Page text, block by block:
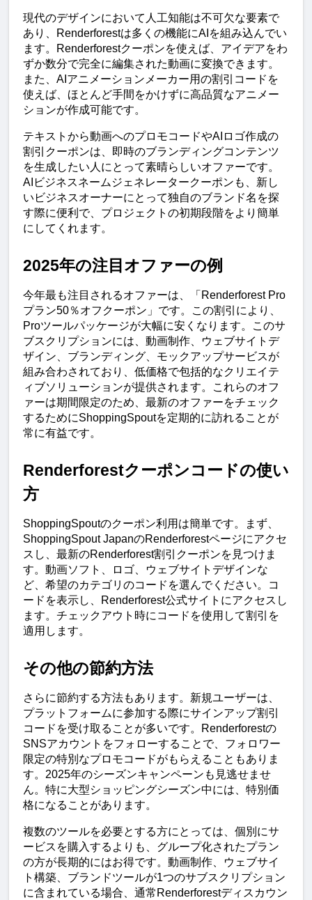
現代のデザインにおいて人工知能は不可欠な要素で
あり、Renderforestは多くの機能にAIを組み込んでい
ます。Renderforestクーポンを使えば、アイデアをわ
ずか数分で完全に編集された動画に変換できます。
また、AIアニメーションメーカー用の割引コードを
使えば、ほとんど手間をかけずに高品質なアニメー
ションが作成可能です。
テキストから動画へのプロモコードやAIロゴ作成の
割引クーポンは、即時のブランディングコンテンツ
を生成したい人にとって素晴らしいオファーです。
AIビジネスネームジェネレータークーポンも、新し
いビジネスオーナーにとって独自のブランド名を探
す際に便利で、プロジェクトの初期段階をより簡単
にしてくれます。
2025年の注目オファーの例
今年最も注目されるオファーは、「Renderforest Pro
プラン50％オフクーポン」です。この割引により、
Proツールパッケージが大幅に安くなります。このサ
ブスクリプションには、動画制作、ウェブサイトデ
ザイン、ブランディング、モックアップサービスが
組み合わされており、低価格で包括的なクリエイテ
ィブソリューションが提供されます。これらのオフ
ァーは期間限定のため、最新のオファーをチェック
するためにShoppingSpoutを定期的に訪れることが
常に有益です。
Renderforestクーポンコードの使い
方
ShoppingSpoutのクーポン利用は簡単です。まず、
ShoppingSpout JapanのRenderforestページにアクセ
スし、最新のRenderforest割引クーポンを見つけま
す。動画ソフト、ロゴ、ウェブサイトデザインな
ど、希望のカテゴリのコードを選んでください。コ
ードを表示し、Renderforest公式サイトにアクセスし
ます。チェックアウト時にコードを使用して割引を
適用します。
その他の節約方法
さらに節約する方法もあります。新規ユーザーは、
プラットフォームに参加する際にサインアップ割引
コードを受け取ることが多いです。Renderforestの
SNSアカウントをフォローすることで、フォロワー
限定の特別なプロモコードがもらえることもありま
す。2025年のシーズンキャンペーンも見逃せませ
ん。特に大型ショッピングシーズン中には、特別価
格になることがあります。
複数のツールを必要とする方にとっては、個別にサ
ービスを購入するよりも、グループ化されたプラン
の方が長期的にはお得です。動画制作、ウェブサイ
ト構築、ブランドツールが1つのサブスクリプション
に含まれている場合、通常Renderforestディスカウン